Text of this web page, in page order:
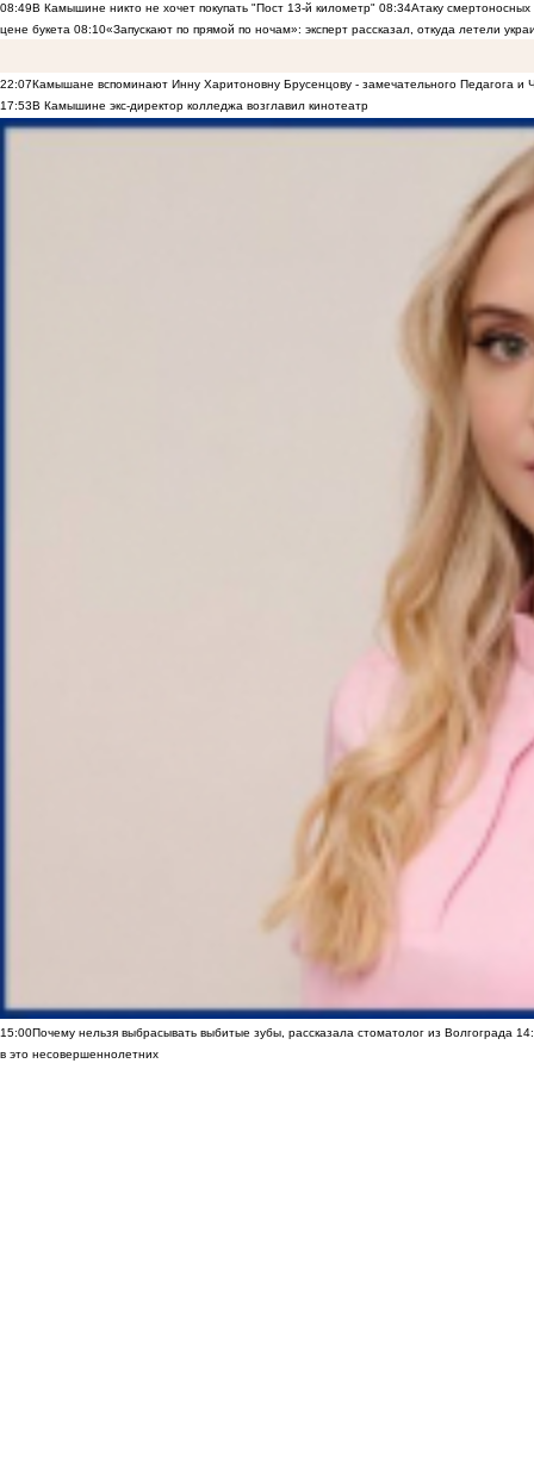
08:49В Камышине никто не хочет покупать "Пост 13-й километр" 08:34Атаку
цене букета 08:10«Запускают по прямой по ночам»: эксперт рассказал, откуда летели
22:07Камышане вспоминают Инну Харитоновну Брусенцову - замечательного Педагога и
17:53В Камышине экс-директор колледжа возглавил кинотеатр
15:00Почему нельзя выбрасывать выбитые зубы, рассказала стоматолог из Волгограда
в это несовершеннолетних